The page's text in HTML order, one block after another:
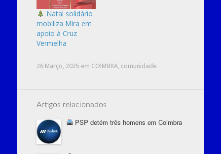
Natal solidário
mobiliza Mira em
apoio à Cruz
Vermelha
26 Março, 2025 em COIMBRA, comunidade.
Artigos relacionados
PSP detém três homens em Coimbra